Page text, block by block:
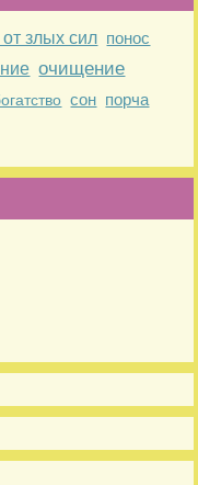
злых сил понос
очищение
сон порча